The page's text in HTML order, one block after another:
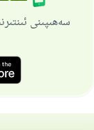
سەھىپىنى